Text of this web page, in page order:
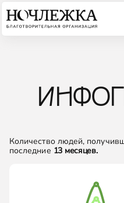
Количество людей,
последние 13 месяцев.